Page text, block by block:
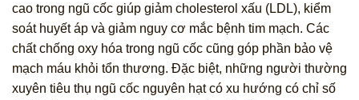
cao trong ngũ cốc giúp giảm cholesterol xấu (LDL), kiểm
soát huyết áp và giảm nguy cơ mắc bệnh tim mạch. Các
chất chống oxy hóa trong ngũ cốc cũng góp phần bảo vệ
mạch máu khỏi tổn thương. Đặc biệt, những người thường
xuyên tiêu thụ ngũ cốc nguyên hạt có xu hướng có chỉ số